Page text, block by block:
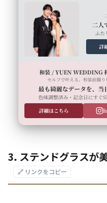
二人
ふた
詳
和装 / YUEN WEDDING
セルフで叶える、和装前撮り
最も綺麗なデータを、当
色味調整済み・記念日にすぐ
詳細はこちら
3. ステンドグラスが
🔗 リンクをコピー